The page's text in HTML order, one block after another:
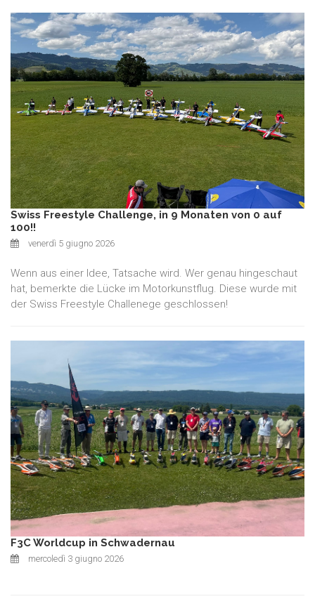
Swiss Freestyle Challenge, in 9 Monaten von 0 auf
100!!
venerdì 5 giugno 2026
Wenn aus einer Idee, Tatsache wird. Wer genau hingeschaut
hat, bemerkte die Lücke im Motorkunstflug. Diese wurde mit
der Swiss Freestyle Challenege geschlossen!
F3C Worldcup in Schwadernau
mercoledì 3 giugno 2026